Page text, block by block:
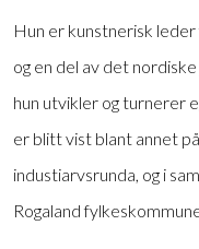
Hun er kunstnerisk
og en del av det
hun utvikler og turnerer
er blitt vist blant annet
industiarvsrunda, og i
Rogaland